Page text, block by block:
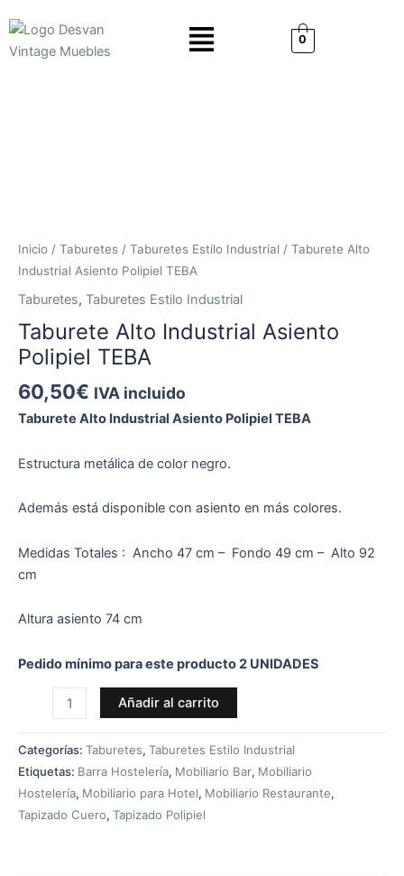
contenido
Menú
0
Inicio / Taburetes / Taburetes Estilo Industrial / Taburete Alto
Industrial Asiento Polipiel TEBA
Taburetes, Taburetes Estilo Industrial
Taburete Alto Industrial Asiento
Polipiel TEBA
60,50€ IVA incluido
Taburete Alto Industrial Asiento Polipiel TEBA
Estructura metálica de color negro.
Además está disponible con asiento en más colores.
Medidas Totales : Ancho 47 cm – Fondo 49 cm – Alto 92
cm
Altura asiento 74 cm
Pedido mínimo para este producto 2 UNIDADES
Añadir al carrito
Categorías: Taburetes, Taburetes Estilo Industrial
Etiquetas: Barra Hostelería, Mobiliario Bar, Mobiliario
Hostelería, Mobiliario para Hotel, Mobiliario Restaurante,
Tapizado Cuero, Tapizado Polipiel